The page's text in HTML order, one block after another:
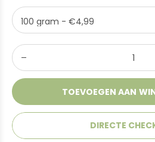
TOEVOEGEN AAN
DIRECTE